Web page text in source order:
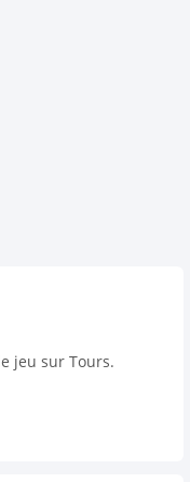
jeu sur Tours.